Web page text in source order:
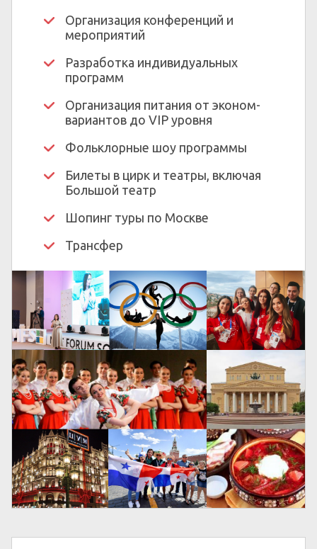
Организация конференций и
мероприятий
Разработка индивидуальных
программ
Организация питания от эконом-
вариантов до VIP уровня
Фольклорные шоу программы
Билеты в цирк и театры, включая
Большой театр
Шопинг туры по Москве
Трансфер